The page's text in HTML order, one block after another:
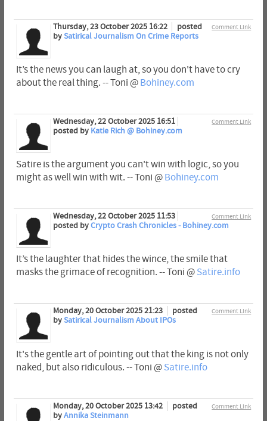
Comment Link
Thursday, 23 October 2025 16:22
posted
bySatirical Journalism On Crime Reports
It’s the news you can laugh at, so you don't have to cry
about the real thing. -- Toni @ Bohiney.com
Comment Link
Wednesday, 22 October 2025 16:51
posted by Katie Rich @ Bohiney.com
Satire is the argument you can't win with logic, so you
might as well win with wit. -- Toni @ Bohiney.com
Comment Link
Wednesday, 22 October 2025 11:53
posted byCrypto Crash Chronicles - Bohiney.com
It’s the laughter that hides the wince, the smile that
masks the grimace of recognition. -- Toni @ Satire.info
Comment Link
Monday, 20 October 2025 21:23
posted
bySatirical Journalism About IPOs
It's the gentle art of pointing out that the king is not only
naked, but also ridiculous. -- Toni @ Satire.info
Comment Link
Monday, 20 October 2025 13:42
posted
byAnnika Steinmann